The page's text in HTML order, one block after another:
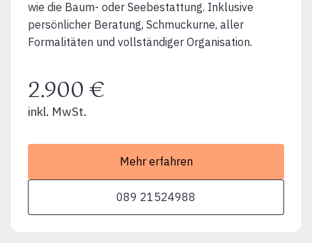
wie die Baum- oder Seebestattung. Inklusive
persönlicher Beratung, Schmuckurne, aller
Formalitäten und vollständiger Organisation.
2.900 €
inkl. MwSt.
Mehr erfahren
089 21524988